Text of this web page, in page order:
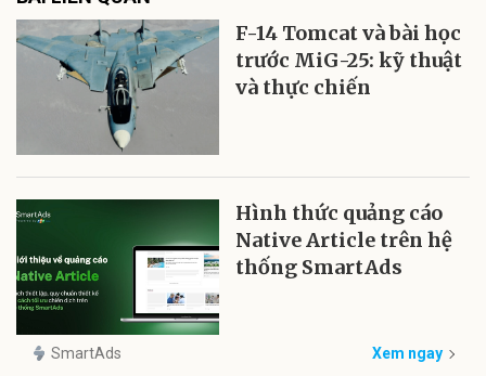
F-14 Tomcat và bài học
trước MiG-25: kỹ thuật
và thực chiến
Hình thức quảng cáo
Native Article trên hệ
thống SmartAds
SmartAds Xem ngay